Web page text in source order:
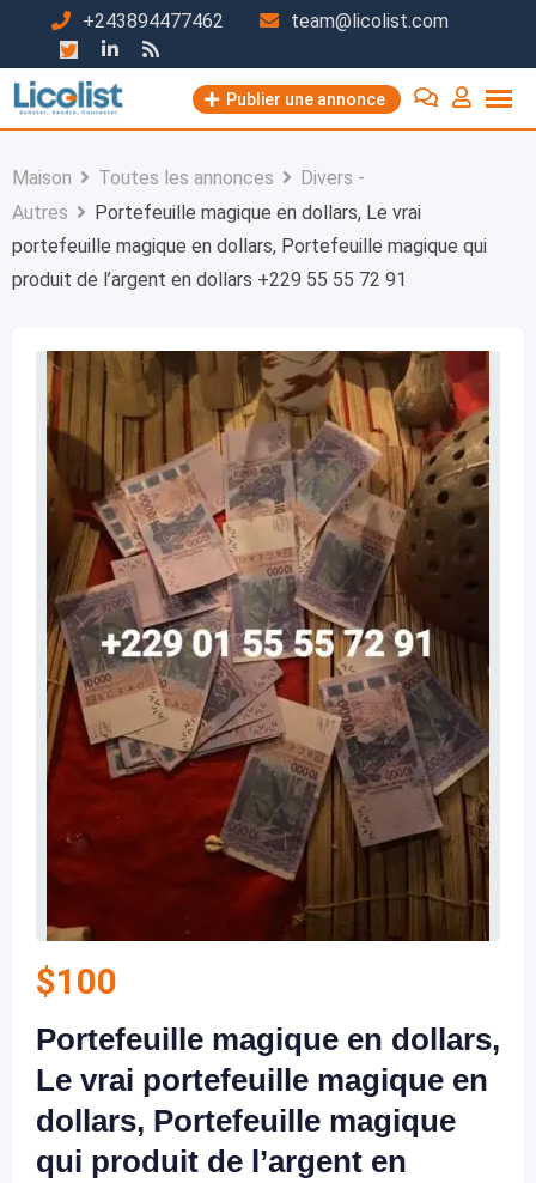
contenu
+243894477462 team@licolist.com
Publier une annonce
Maison Toutes les annonces
Divers -
Autres
Portefeuille magique en dollars, Le vrai
portefeuille magique en dollars, Portefeuille magique qui
produit de l’argent en dollars +229 55 55 72 91
$100
Portefeuille magique en dollars,
Le vrai portefeuille magique en
dollars, Portefeuille magique
qui produit de l’argent en